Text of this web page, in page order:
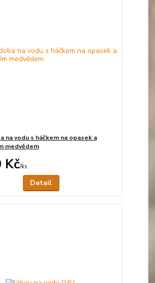
na vodu s háčkem na opasek a
medvědem
Kč/ks
Detail